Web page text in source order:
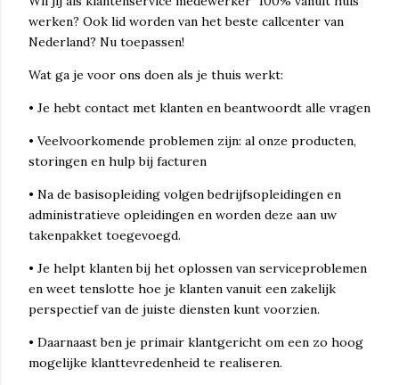
werken? Ook lid worden van het beste callcenter van
Nederland? Nu toepassen!
Wat ga je voor ons doen als je thuis werkt:
• Je hebt contact met klanten en beantwoordt alle vragen
• Veelvoorkomende problemen zijn: al onze producten,
storingen en hulp bij facturen
• Na de basisopleiding volgen bedrijfsopleidingen en
administratieve opleidingen en worden deze aan uw
takenpakket toegevoegd.
• Je helpt klanten bij het oplossen van serviceproblemen
en weet tenslotte hoe je klanten vanuit een zakelijk
perspectief van de juiste diensten kunt voorzien.
• Daarnaast ben je primair klantgericht om een zo hoog
mogelijke klanttevredenheid te realiseren.